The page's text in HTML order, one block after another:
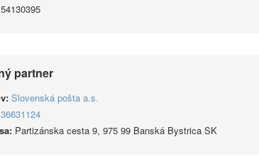
54130395
partner
Slovenská pošta a.s.
36631124
Partizánska cesta 9, 975 99 Banská Bystrica SK